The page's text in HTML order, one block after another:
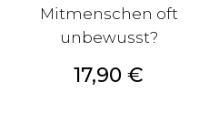
Mitmenschen oft
unbewusst?
Preis
17,90 €